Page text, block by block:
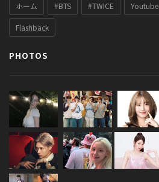
ホーム #BTS #TWICE Youtube
Flashback
PHOTOS